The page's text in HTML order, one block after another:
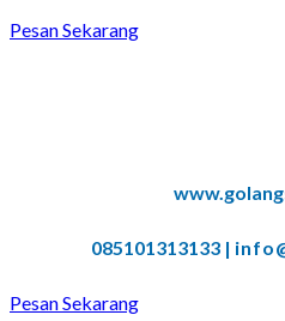
Pesan Sekarang
085101313133 |
Pesan Sekarang